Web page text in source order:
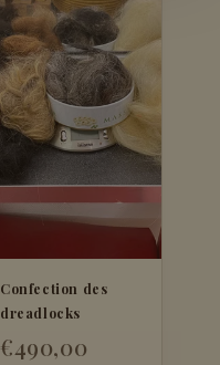
Confection des
dreadlocks
€490,00